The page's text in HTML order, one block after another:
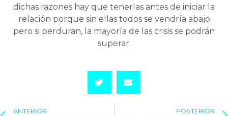
dichas razones hay que tenerlas antes de iniciar la
relación porque sin ellas todos se vendría abajo
pero si perduran, la mayoría de las crisis se podrán
superar.
ANTERIOR POSTERIOR